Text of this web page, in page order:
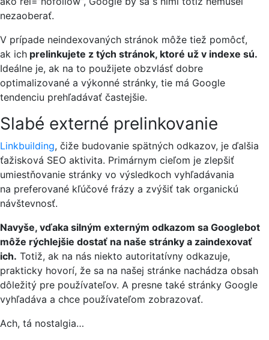
nezaoberať.
V prípade neindexovaných stránok môže tiež pomôcť,
ak ich prelinkujete z tých stránok, ktoré už v indexe sú.
Ideálne je, ak na to použijete obzvlásť dobre
optimalizované a výkonné stránky, tie má Google
tendenciu prehľadávať častejšie.
Slabé externé prelinkovanie
Linkbuilding, čiže budovanie spätných odkazov, je ďalšia
ťažisková SEO aktivita. Primárnym cieľom je zlepšiť
umiestňovanie stránky vo výsledkoch vyhľadávania
na preferované kľúčové frázy a zvýšiť tak organickú
návštevnosť.
Navyše, vďaka silným externým odkazom sa Googlebot
môže rýchlejšie dostať na naše stránky a zaindexovať
ich. Totiž, ak na nás niekto autoritatívny odkazuje,
prakticky hovorí, že sa na našej stránke nachádza obsah
dôležitý pre používateľov. A presne také stránky Google
vyhľadáva a chce používateľom zobrazovať.
Ach, tá nostalgia…